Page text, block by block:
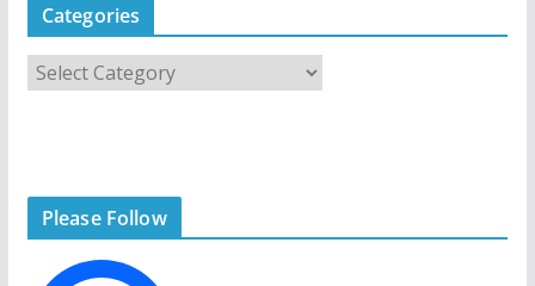
Categories
a
r
Please Follow